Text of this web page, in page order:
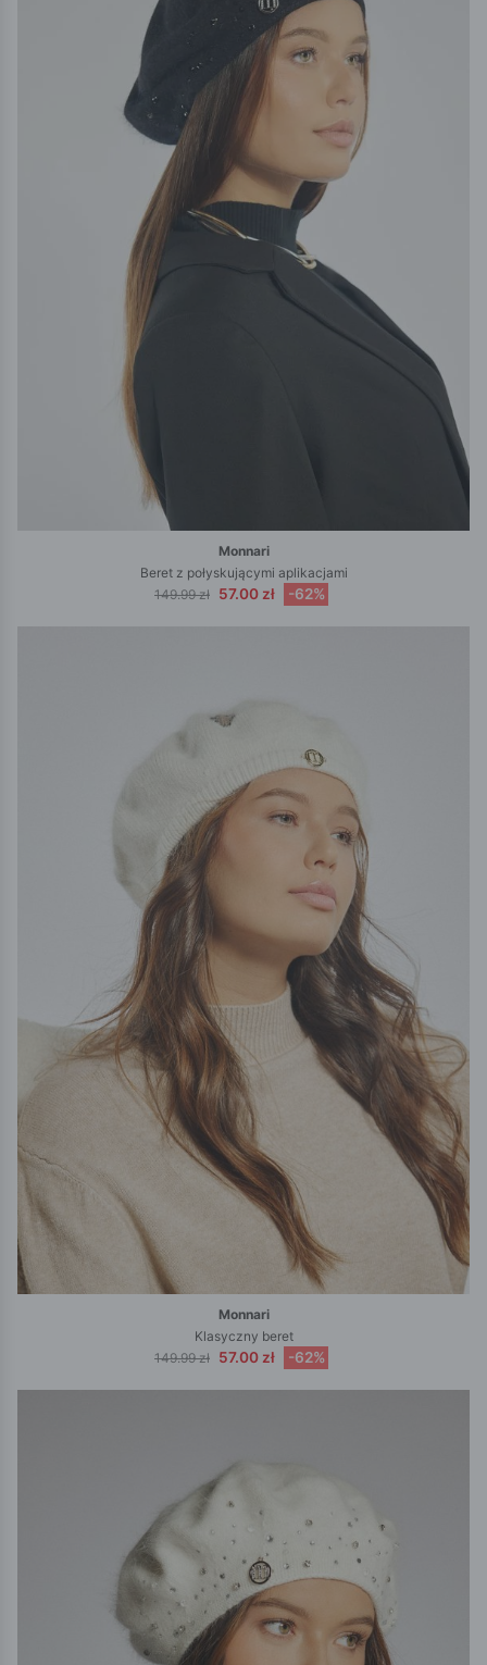
Monnari
Beret z połyskującymi aplikacjami
149.99 zł 57.00 zł -62%
Monnari
Klasyczny beret
149.99 zł 57.00 zł -62%